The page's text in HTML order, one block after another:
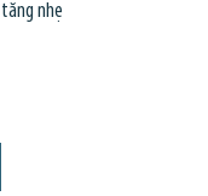
nhẹ